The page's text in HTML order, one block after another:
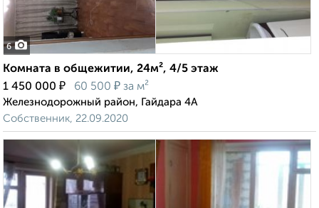
6
Комната в общежитии, 24м², 4/5 этаж
1 450 000 ₽ 60 500 ₽ за м²
Железнодорожный район, Гайдара 4А
Собственник, 22.09.2020